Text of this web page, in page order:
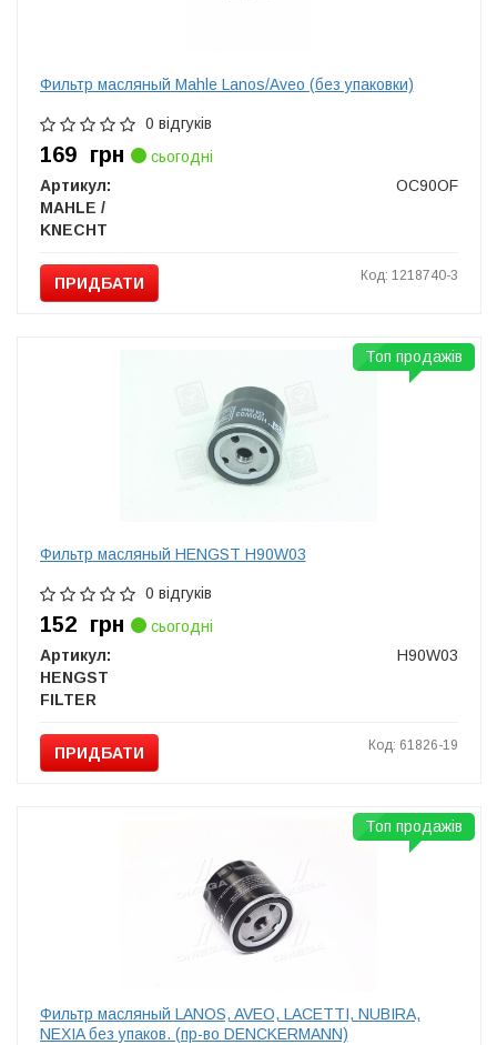
Фильтр масляный Mahle Lanos/Aveo (без упаковки)
0 відгуків
169 грн
сьогодні
Артикул:
OC90OF
MAHLE /
KNECHT
ПРИДБАТИ Код: 1218740-3
Фильтр масляный HENGST H90W03
0 відгуків
152 грн
сьогодні
Артикул:
H90W03
HENGST
FILTER
ПРИДБАТИ Код: 61826-19
Топ продажів
Фильтр масляный LANOS, AVEO, LACETTI, NUBIRA,
NEXIA без упаков. (пр-во DENCKERMANN)
Топ продажів